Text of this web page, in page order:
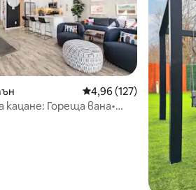
Средна оценка: 4,96
4,96 (127)
кацане: Гореща вана•